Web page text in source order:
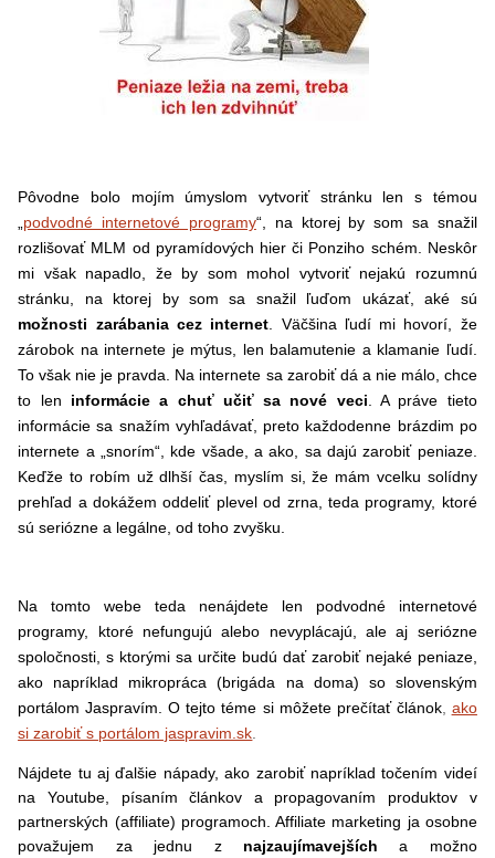
Pôvodne bolo mojím úmyslom vytvoriť stránku len s témou
„podvodné internetové programy“, na ktorej by som sa snažil
rozlišovať MLM od pyramídových hier či Ponziho schém. Neskôr
mi však napadlo, že by som mohol vytvoriť nejakú rozumnú
stránku, na ktorej by som sa snažil ľuďom ukázať, aké sú
možnosti zarábania cez internet. Väčšina ľudí mi hovorí, že
zárobok na internete je mýtus, len balamutenie a klamanie ľudí.
To však nie je pravda. Na internete sa zarobiť dá a nie málo, chce
to len informácie a chuť učiť sa nové veci. A práve tieto
informácie sa snažím vyhľadávať, preto každodenne brázdim po
internete a „snorím“, kde všade, a ako, sa dajú zarobiť peniaze.
Keďže to robím už dlhší čas, myslím si, že mám vcelku solídny
prehľad a dokážem oddeliť plevel od zrna, teda programy, ktoré
sú seriózne a legálne, od toho zvyšku.
Na tomto webe teda nenájdete len podvodné internetové
programy, ktoré nefungujú alebo nevyplácajú, ale aj seriózne
spoločnosti, s ktorými sa určite budú dať zarobiť nejaké peniaze,
ako napríklad mikropráca (brigáda na doma) so slovenským
portálom Jaspravím. O tejto téme si môžete prečítať článok, ako
si zarobiť s portálom jaspravim.sk.
Nájdete tu aj ďalšie nápady, ako zarobiť napríklad točením videí
na Youtube, písaním článkov a propagovaním produktov v
partnerských (affiliate) programoch. Affiliate marketing ja osobne
považujem za jednu z najzaujímavejšícha možno